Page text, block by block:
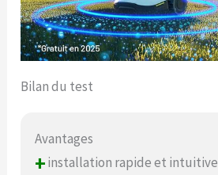
Bilan du test
Avantages
+installation rapide et intuitive